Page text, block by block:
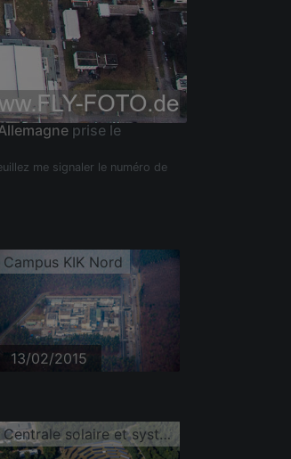
prise le
me signaler le numéro de
Campus KIK Nord
13/02/2015
Centrale solaire et systèmes photovoltaïques sur Untergrombacher Straße du campus nord du KIT